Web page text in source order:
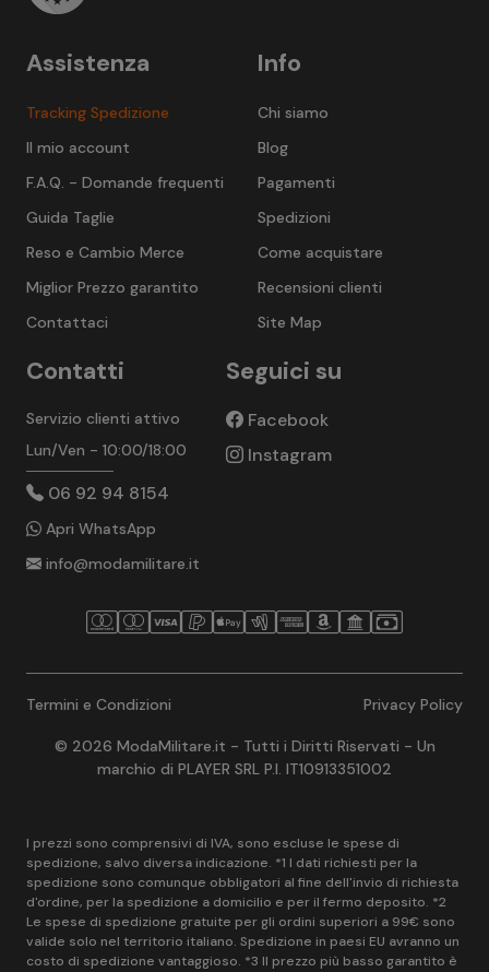
Info
Chi siamo
Blog
Pagamenti
Spedizioni
Come acquistare
Recensioni clienti
Site Map
Assistenza
Tracking Spedizione
Il mio account
F.A.Q. - Domande frequenti
Guida Taglie
Reso e Cambio Merce
Miglior Prezzo garantito
Contattaci
Contatti
Servizio clienti attivo
Lun/Ven - 10:00/18:00
06 92 94 8154
Apri WhatsApp
info@modamilitare.it
Seguici su
Facebook
Instagram
Termini e Condizioni Privacy Policy
© 2026 ModaMilitare.it - Tutti i Diritti Riservati - Un
marchio di PLAYER SRL P.I. IT10913351002
I prezzi sono comprensivi di IVA, sono escluse le spese di
spedizione, salvo diversa indicazione. *1 I dati richiesti per la
spedizione sono comunque obbligatori al fine dell'invio di richiesta
d'ordine, per la spedizione a domicilio e per il fermo deposito. *2
Le spese di spedizione gratuite per gli ordini superiori a 99€ sono
valide solo nel territorio italiano. Spedizione in paesi EU avranno un
costo di spedizione vantaggioso. *3 Il prezzo più basso garantito è